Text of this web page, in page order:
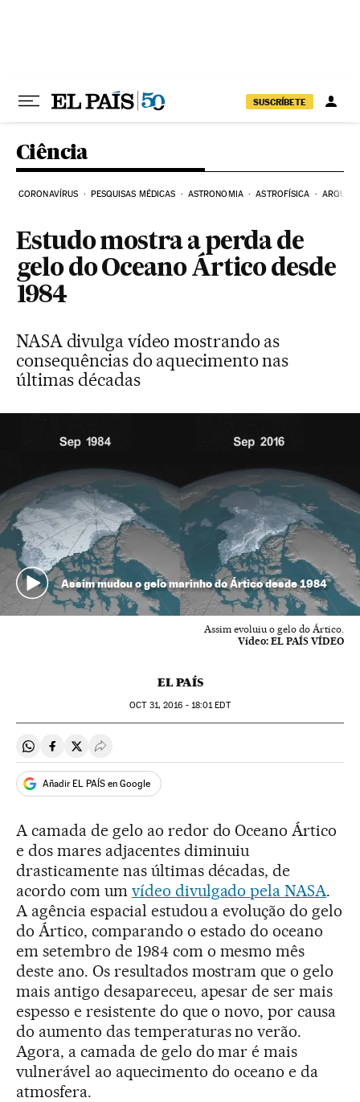
SUSCRÍBETE
Ciência
CORONAVÍRUS PESQUISAS MÉDICAS ASTRONOMIA ASTROFÍSICA
Estudo mostra a perda de
gelo do Oceano Ártico desde
1984
NASA divulga vídeo mostrando as
consequências do aquecimento nas
últimas décadas
Assim mudou o gelo marinho do Ártico desde 1984
Assim evoluiu o gelo do Ártico.
Vídeo: EL PAÍS VÍDEO
EL PAÍS
OCT31, 2016 - 18:01EDT
Compartir en Whatsapp
Compartir en Facebook
Compartir en Twitter
Desplegar Redes Sociales
Añadir EL PAÍS en Google
A camada de gelo ao redor do Oceano Ártico
e dos mares adjacentes diminuiu
drasticamente nas últimas décadas, de
acordo com um vídeo divulgado pela NASA.
A agência espacial estudou a evolução do gelo
do Ártico, comparando o estado do oceano
em setembro de 1984 com o mesmo mês
deste ano. Os resultados mostram que o gelo
mais antigo desapareceu, apesar de ser mais
espesso e resistente do que o novo, por causa
do aumento das temperaturas no verão.
Agora, a camada de gelo do mar é mais
vulnerável ao aquecimento do oceano e da
atmosfera.